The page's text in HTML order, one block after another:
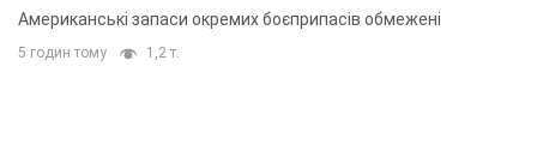
Американські запаси окремих боєприпасів обмежені
5 годин тому 1,2 т.